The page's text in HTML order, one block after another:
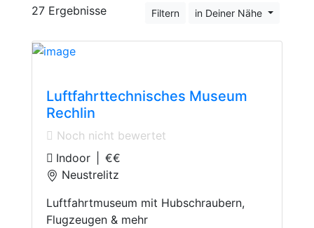
27 Ergebnisse Filtern in Deiner Nähe
Luftfahrttechnisches Museum
Rechlin
Noch nicht bewertet
Indoor
€€
Neustrelitz
Luftfahrtmuseum mit Hubschraubern,
Flugzeugen & mehr